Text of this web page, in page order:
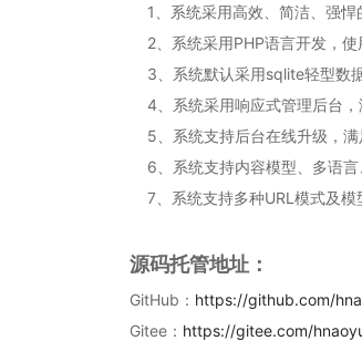
1、系统采用高效、简洁、强悍
2、系统采用PHP语言开发，使
3、系统默认采用sqlite轻型数
4、系统采用响应式管理后台，
5、系统支持后台在线升级，满
6、系统支持内容模型、多语言
7、系统支持多种URL模式及模
源码托管地址：
GitHub： https://github.com/
Gitee： https://gitee.com/